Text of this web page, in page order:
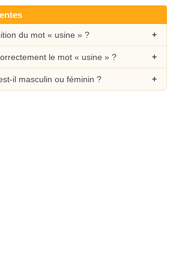
du mot « usine » ?
le mot « usine » ?
il masculin ou féminin ?